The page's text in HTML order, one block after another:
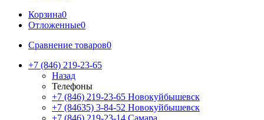
Корзина0
Отложенные0
Сравнение товаров0
+7 (846) 219-23-65
Назад
Телефоны
+7 (846) 219-23-65 Новокуйбышевск
+7 (84635) 3-84-52 Новокуйбышевск
+7 (846) 219-23-14 Самара